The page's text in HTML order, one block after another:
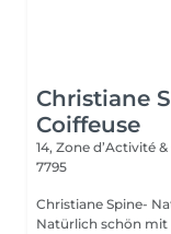
Christiane
Coiffeuse
14, Zone d’Activité
7795
Christiane Spine- Nature
Natürlich schön mit Pflanzenkraft